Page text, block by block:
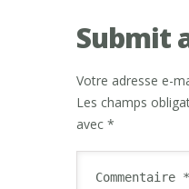
Submit
Votre adresse e-
Les champs
avec *